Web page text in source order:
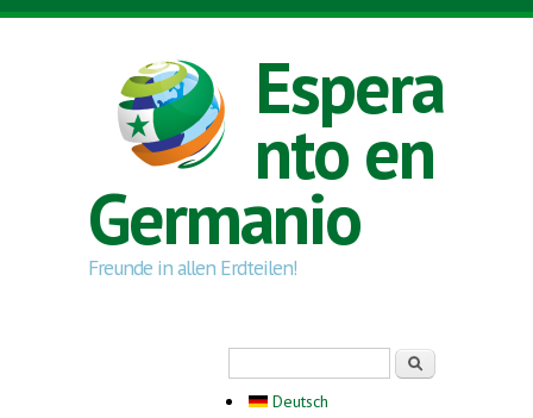
Skip to main content
Espera
nto en
Germanio
Freunde in allen Erdteilen!
Deutsch